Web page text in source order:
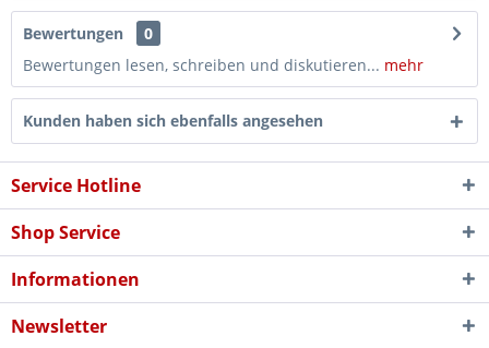
Bewertungen
0
Bewertungen lesen, schreiben und diskutieren... mehr
Kunden haben sich ebenfalls angesehen
Service Hotline
Shop Service
Informationen
Newsletter